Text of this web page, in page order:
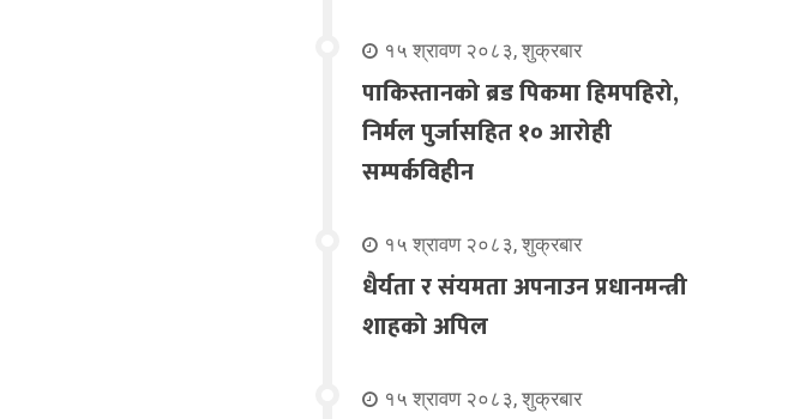
१५ श्रावण २०८३, शुक्रबार
पाकिस्तानको ब्रड पिकमा हिमपहिरो,
निर्मल पुर्जासहित १० आरोही
सम्पर्कविहीन
१५ श्रावण २०८३, शुक्रबार
धैर्यता र संयमता अपनाउन प्रधानमन्त्री
शाहको अपिल
१५ श्रावण २०८३, शुक्रबार